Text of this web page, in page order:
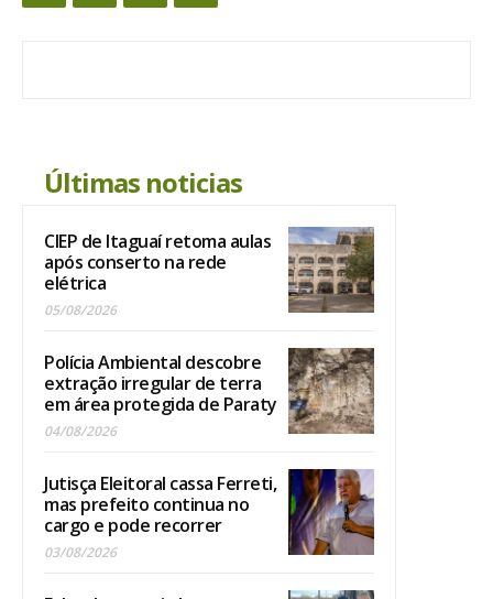
Últimas noticias
CIEP de Itaguaí retoma aulas
após conserto na rede
elétrica
05/08/2026
Polícia Ambiental descobre
extração irregular de terra
em área protegida de Paraty
04/08/2026
Jutisça Eleitoral cassa Ferreti,
mas prefeito continua no
cargo e pode recorrer
03/08/2026